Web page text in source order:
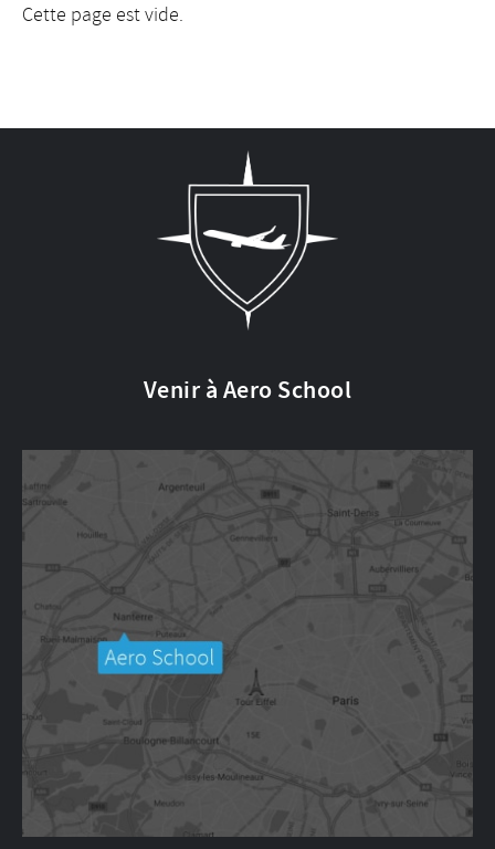
Cette page est vide.
Venir à Aero School